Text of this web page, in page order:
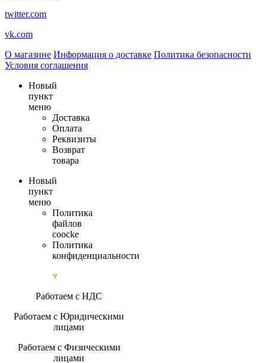
twitter.com
vk.com
О магазине Информация о доставке Политика безопасности
Условия соглашения
Новый
пункт
меню
Доставка
Оплата
Реквизиты
Возврат
товара
Новый
пункт
меню
Политика
файлов
coocke
Политика
конфиденциальности
Работаем с НДС
Работаем с Юридическими
лицами
Работаем с Физическими
лицами